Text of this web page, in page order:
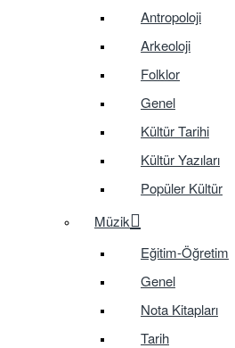
Antropoloji
Arkeoloji
Folklor
Genel
Kültür Tarihi
Kültür Yazıları
Popüler Kültür
Müzik
Eğitim-Öğretim
Genel
Nota Kitapları
Tarih